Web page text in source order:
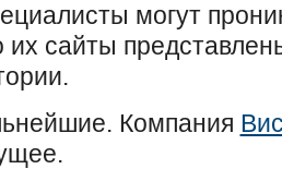
могут
их сайты
Компания